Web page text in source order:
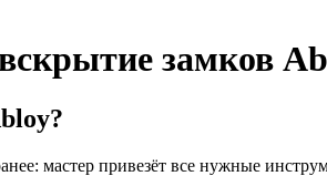
замков
мастер привезёт все нужные